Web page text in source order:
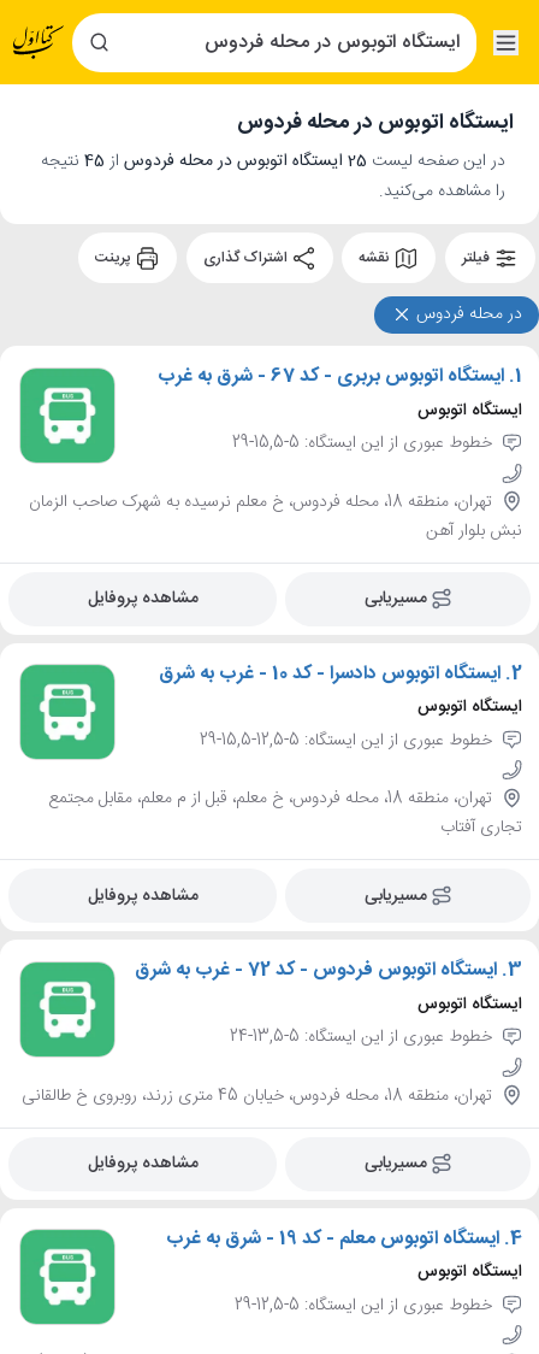
ایستگاه اتوبوس در محله فردوس
در این صفحه لیست 25 ایستگاه اتوبوس در محله فردوس از 45 نتیجه
را مشاهده می‌کنید.
فیلتر نقشه
در محله فردوس
1. ایستگاه اتوبوس بربری - کد 67 - شرق به غرب
ایستگاه اتوبوس
خطوط عبوری از این ایستگاه: 5-15,5-29
تهران، منطقه 18، محله فردوس، خ معلم نرسیده به شهرک صاحب الزمان
نبش بلوار آهن
مسیریابی مشاهده پروفایل
2. ایستگاه اتوبوس دادسرا - کد 10 - غرب به شرق
ایستگاه اتوبوس
خطوط عبوری از این ایستگاه: 5-12,5-15,5-29
تهران، منطقه 18، محله فردوس، خ معلم، قبل از م معلم، مقابل مجتمع
تجاری آفتاب
مسیریابی مشاهده پروفایل
3. ایستگاه اتوبوس فردوس - کد 72 - غرب به شرق
ایستگاه اتوبوس
خطوط عبوری از این ایستگاه: 5-13,5-24
تهران، منطقه 18، محله فردوس، خیابان 45 متری زرند، روبروی خ طالقانی
مسیریابی مشاهده پروفایل
4. ایستگاه اتوبوس معلم - کد 19 - شرق به غرب
ایستگاه اتوبوس
خطوط عبوری از این ایستگاه: 5-12,5-29